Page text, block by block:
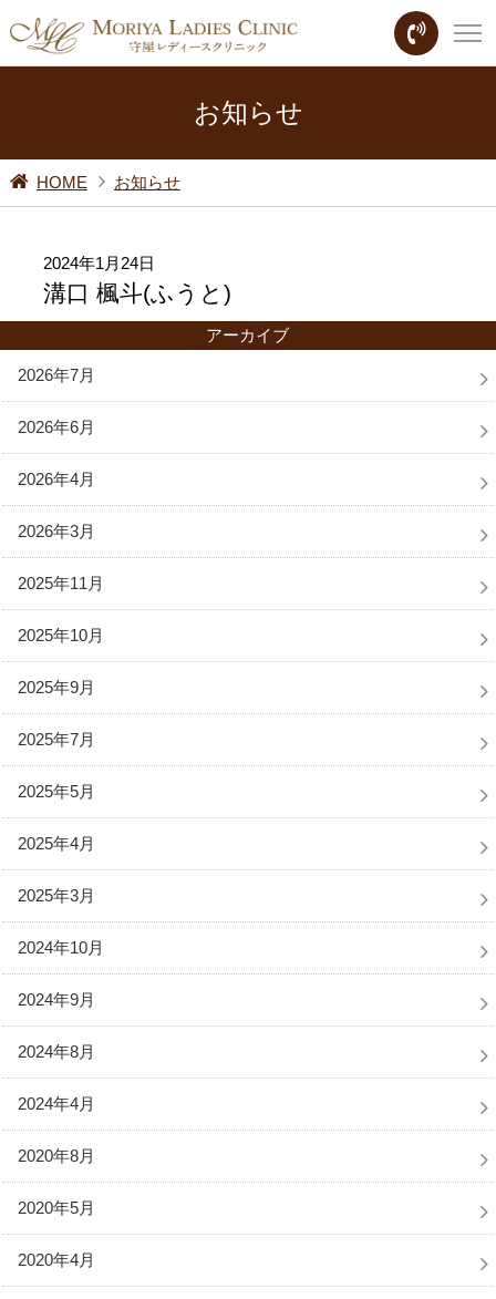
お知らせ
HOME お知らせ
2024年1月24日
溝口 楓斗(ふうと)
アーカイブ
2026年7月
2026年6月
2026年4月
2026年3月
2025年11月
2025年10月
2025年9月
2025年7月
2025年5月
2025年4月
2025年3月
2024年10月
2024年9月
2024年8月
2024年4月
2020年8月
2020年5月
2020年4月